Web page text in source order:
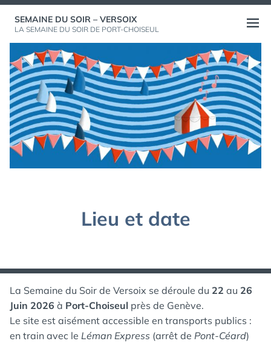
Aller
SEMAINE DU SOIR – VERSOIX
LA SEMAINE DU SOIR DE PORT-CHOISEUL
le
menu
Lieu et date
La Semaine du Soir de Versoix se déroule du 22 au 26
Juin 2026 à Port-Choiseul près de Genève.
Le site est aisément accessible en transports publics :
en train avec le Léman Express (arrêt de Pont-Céard)